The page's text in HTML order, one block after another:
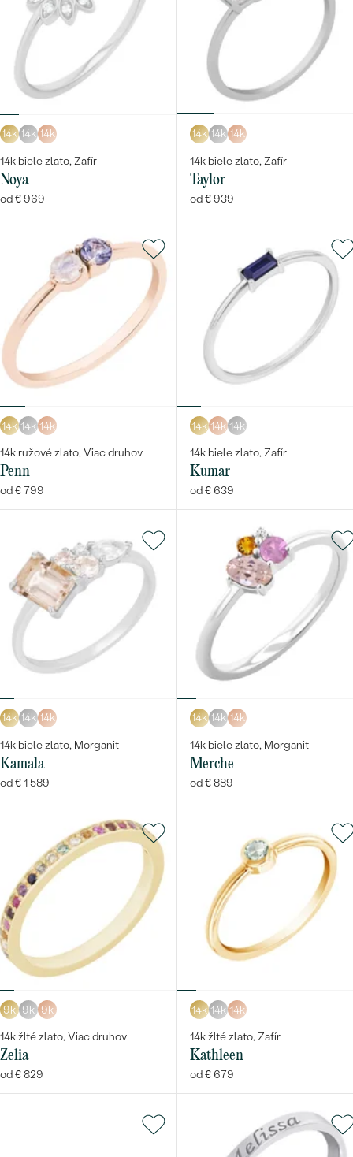
14k 14k 14k
14k biele zlato, Zafír
Noya
od € 969
14k 14k 14k
14k biele zlato, Zafír
Taylor
od € 939
14k 14k 14k
14k ružové zlato, Viac druhov
Penn
od € 799
14k 14k 14k
14k biele zlato, Zafír
Kumar
od € 639
14k 14k 14k
14k biele zlato, Morganit
Kamala
od € 1 589
14k 14k 14k
14k biele zlato, Morganit
Merche
od € 889
9k 9k 9k
14k žlté zlato, Viac druhov
Zelia
od € 829
14k 14k 14k
14k žlté zlato, Zafír
Kathleen
od € 679